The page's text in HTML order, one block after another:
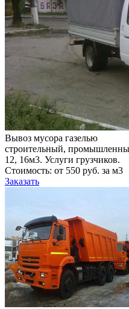
Вывоз мусора газелью
строительный,
12, 16м3. Услуги грузчиков.
Стоимость: от 550 руб. за м3
Заказать